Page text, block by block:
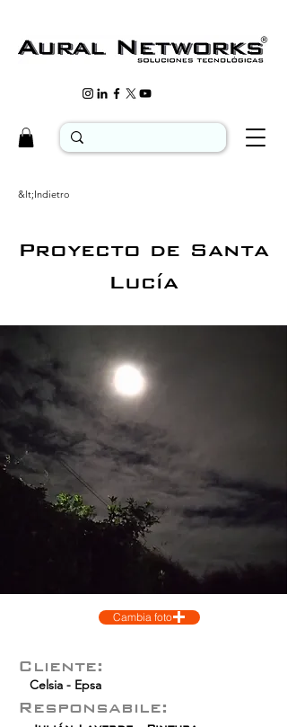
&lt;Indietro
Proyecto de Santa
Lucía
Cambia foto
Celsia - Epsa
Cliente:
Responsabile: